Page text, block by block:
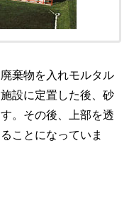
棄物を入れモルタル
設に定置した後、砂
。その後、上部を透
ことになっていま